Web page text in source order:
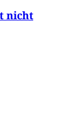
nicht